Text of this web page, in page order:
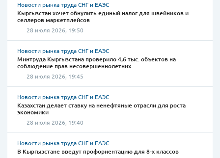
Новости рынка труда СНГ и ЕАЭС
Кыргызстан хочет обнулить единый налог для швейников и
селлеров маркетплейсов
28 июля 2026, 19:50
Новости рынка труда СНГ и ЕАЭС
Минтруда Кыргызстана проверило 4,6 тыс. объектов на
соблюдение прав несовершеннолетних
28 июля 2026, 19:45
Новости рынка труда СНГ и ЕАЭС
Казахстан делает ставку на ненефтяные отрасли для роста
экономики
28 июля 2026, 19:40
Новости рынка труда СНГ и ЕАЭС
В Кыргызстане введут профориентацию для 8-х классов